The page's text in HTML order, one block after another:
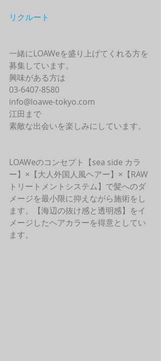
リクルート
一緒にLOAWeを盛り上げてくれる方を
募集しています。
興味がある方は
03-6407-8580
info@loawe-tokyo.com
江田まで
素敵な出会いを楽しみにしています。
LOAWeのコンセプト【sea side カラ
ー】×【大人外国人風ヘアー】×【RAW
トリートメントシステム】で髪へのダ
メージを最小限に抑えながら施術をし
ます。【海辺の抜け感と透明感】をイ
メージしたヘアカラーを得意としてい
ます。